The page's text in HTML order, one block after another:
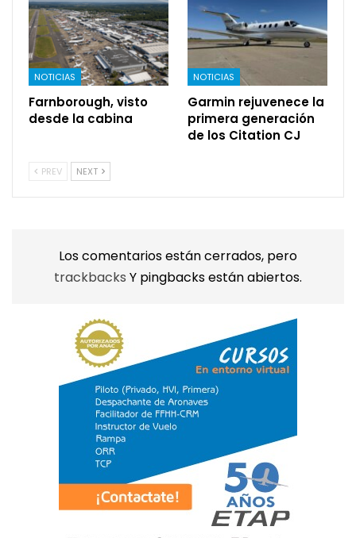
NOTICIAS
Farnborough, visto
desde la cabina
NOTICIAS
Garmin rejuvenece la
primera generación
de los Citation CJ
PREV NEXT
Los comentarios están cerrados, pero
trackbacks Y pingbacks están abiertos.